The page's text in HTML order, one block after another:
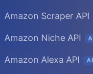
Amazon Scraper API
Amazon Niche API
Amazon Alexa API